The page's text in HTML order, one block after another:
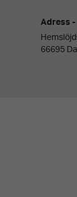
Adress
66695